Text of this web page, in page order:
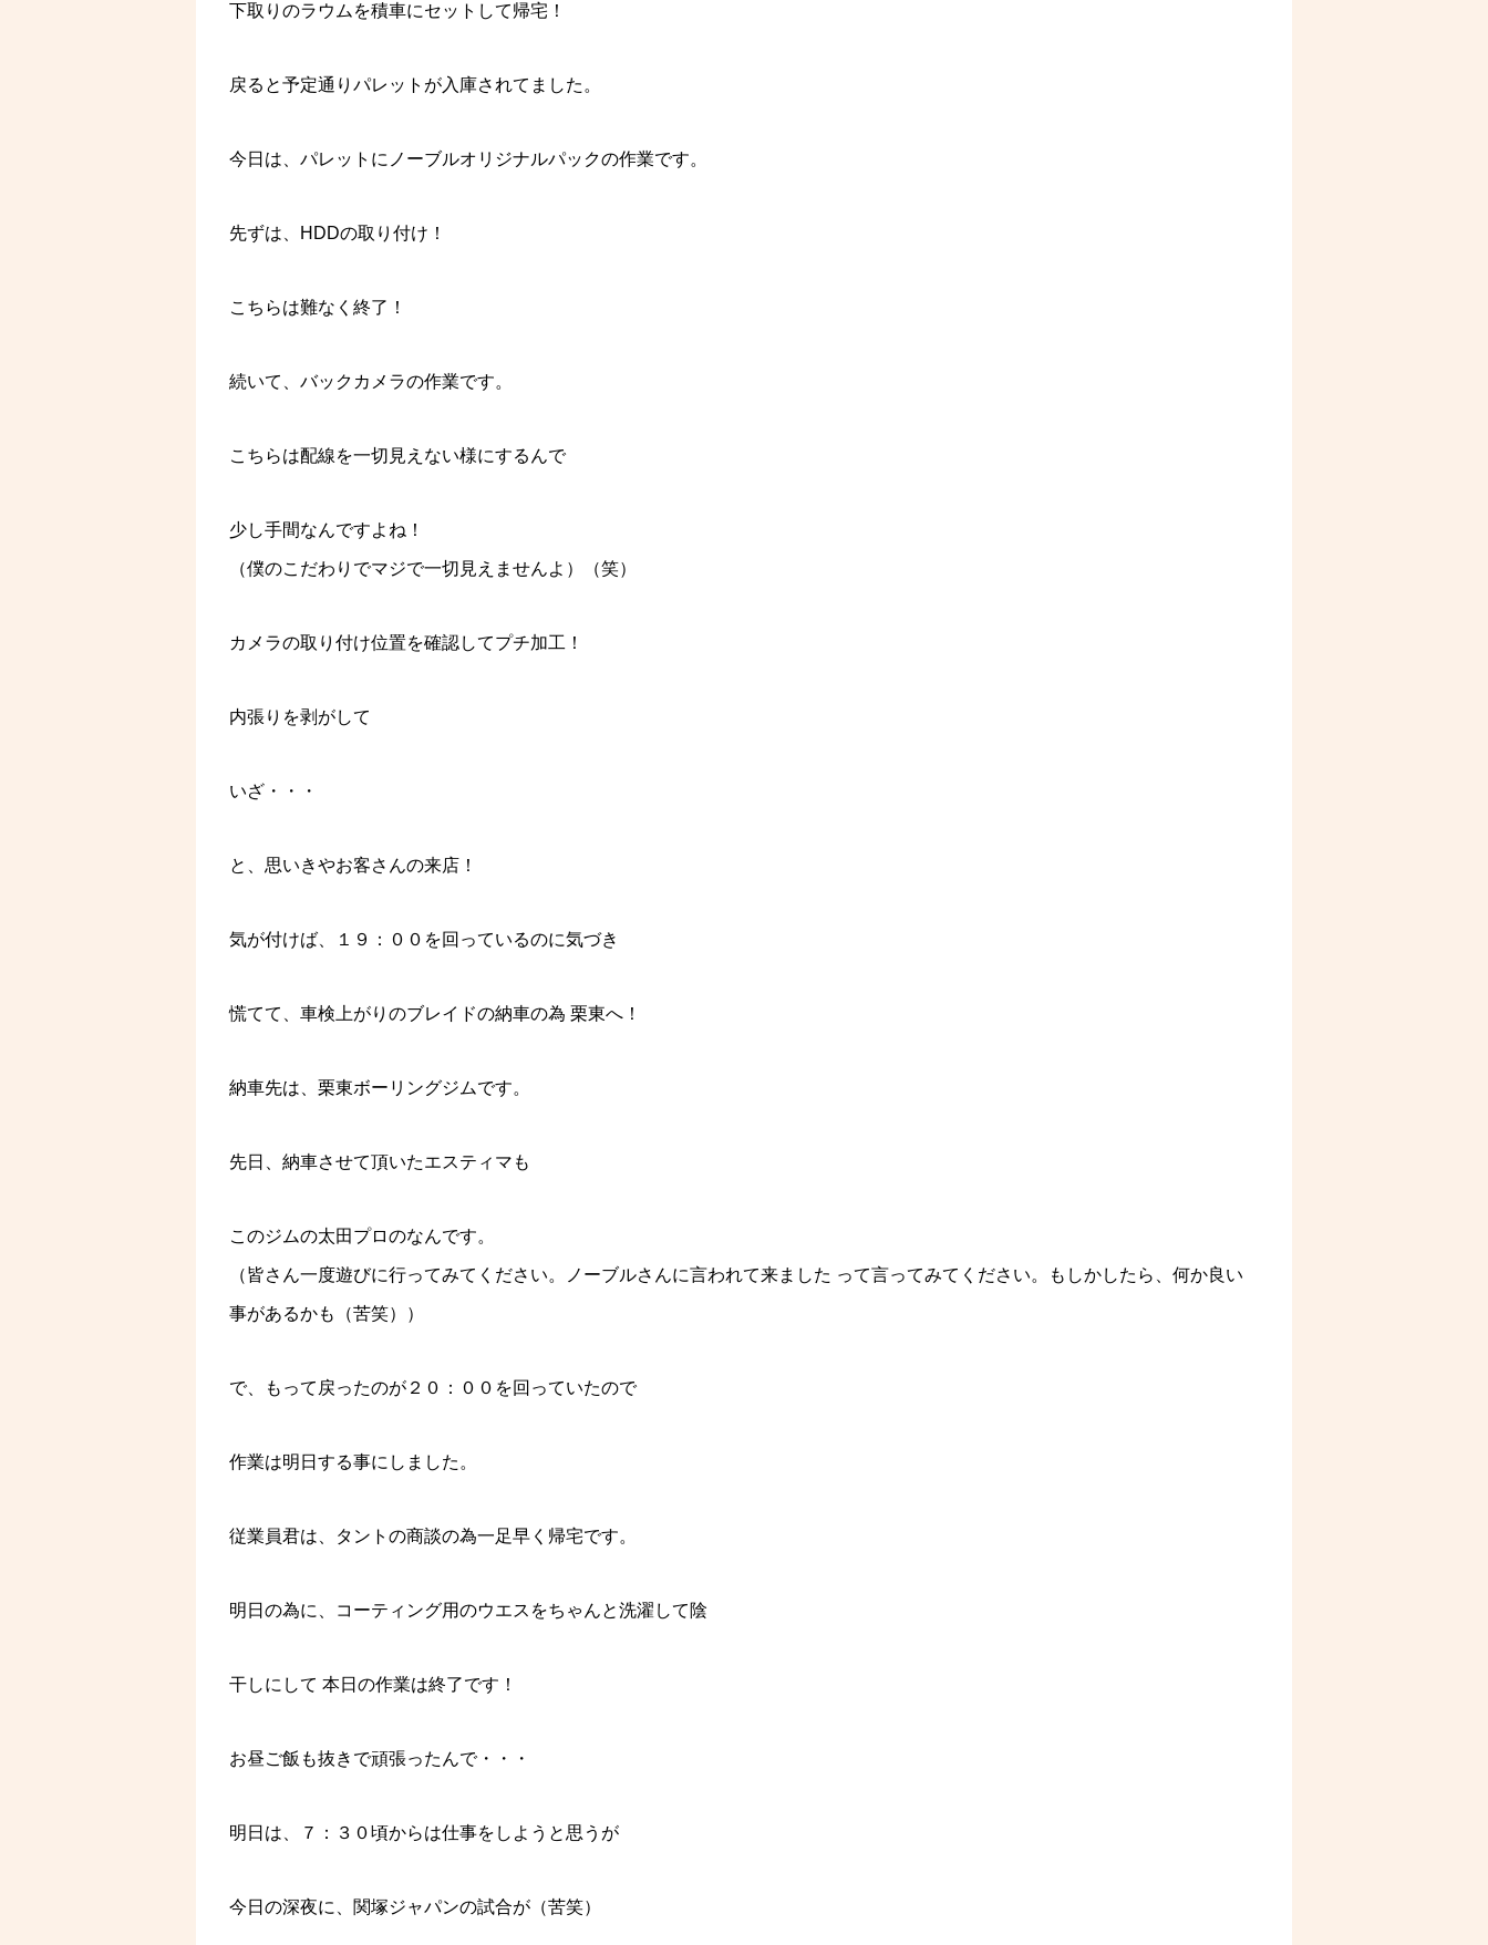
下取りのラウムを積車にセットして帰宅！
戻ると予定通りパレットが入庫されてました。
今日は、パレットにノーブルオリジナルパックの作業です。
先ずは、HDDの取り付け！
こちらは難なく終了！
続いて、バックカメラの作業です。
こちらは配線を一切見えない様にするんで
少し手間なんですよね！
（僕のこだわりでマジで一切見えませんよ）（笑）
カメラの取り付け位置を確認してプチ加工！
内張りを剥がして
いざ・・・
と、思いきやお客さんの来店！
気が付けば、１９：００を回っているのに気づき
慌てて、車検上がりのブレイドの納車の為 栗東へ！
納車先は、栗東ボーリングジムです。
先日、納車させて頂いたエスティマも
このジムの太田プロのなんです。
（皆さん一度遊びに行ってみてください。ノーブルさんに言われて来ました って言ってみてください。もしかしたら、何か良い
事があるかも（苦笑））
で、もって戻ったのが２０：００を回っていたので
作業は明日する事にしました。
従業員君は、タントの商談の為一足早く帰宅です。
明日の為に、コーティング用のウエスをちゃんと洗濯して陰
干しにして 本日の作業は終了です！
お昼ご飯も抜きで頑張ったんで・・・
明日は、７：３０頃からは仕事をしようと思うが
今日の深夜に、関塚ジャパンの試合が（苦笑）